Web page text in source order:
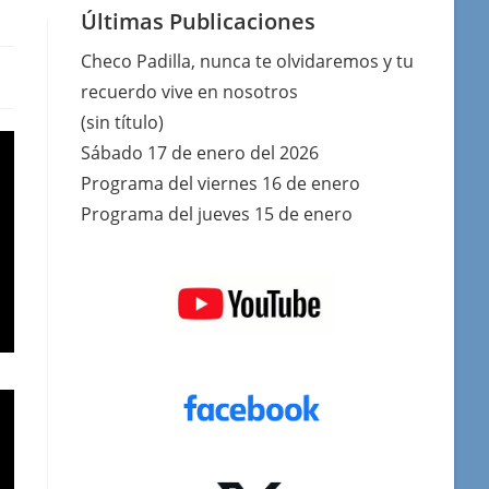
Últimas Publicaciones
Checo Padilla, nunca te olvidaremos y tu
recuerdo vive en nosotros
(sin título)
Sábado 17 de enero del 2026
Programa del viernes 16 de enero
Programa del jueves 15 de enero